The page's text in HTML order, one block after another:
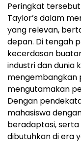
Peringkat
Taylor’s dalam
yang relevan,
depan. Di tengah
kecerdasan
industri dan dunia
mengembangkan
mengutamakan
Dengan
mahasiswa
beradaptasi,
dibutuhkan di era